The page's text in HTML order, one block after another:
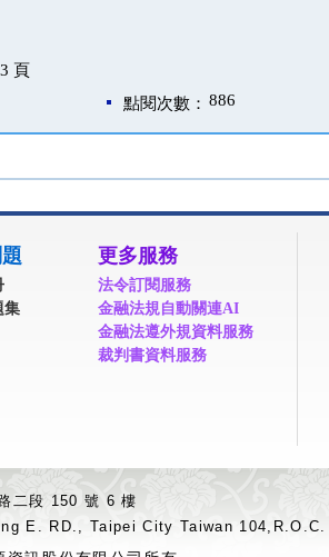
頁
點閱次數： 886
集
更多服務
法令訂閱服務
金融法規自動關連AI
金融法遵外規資料服務
裁判書資料服務
二段 150 號 6 樓
E. RD., Taipei City Taiwan 104,R.O.C.